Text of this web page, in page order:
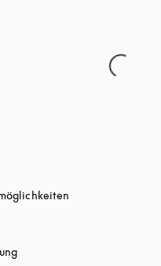
sich in einem neuen Tab
öffnet sich in einem neuen Tab
öffnet sich in einem neuen